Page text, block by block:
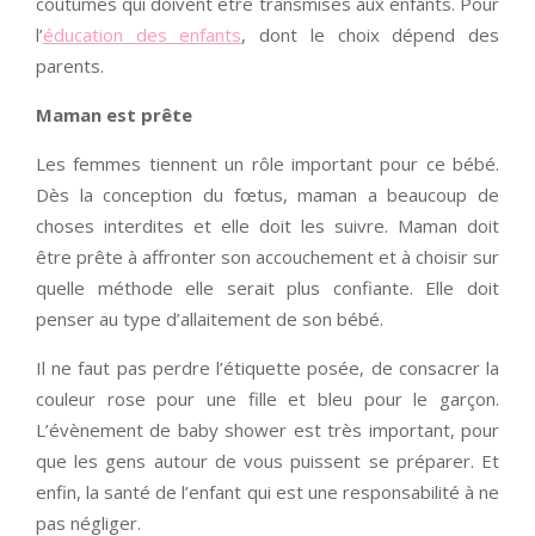
l’éducation des enfants, dont le choix dépend des
parents.
Maman est prête
Les femmes tiennent un rôle important pour ce bébé.
Dès la conception du fœtus, maman a beaucoup de
choses interdites et elle doit les suivre. Maman doit
être prête à affronter son accouchement et à choisir sur
quelle méthode elle serait plus confiante. Elle doit
penser au type d’allaitement de son bébé.
Il ne faut pas perdre l’étiquette posée, de consacrer la
couleur rose pour une fille et bleu pour le garçon.
L’évènement de baby shower est très important, pour
que les gens autour de vous puissent se préparer. Et
enfin, la santé de l’enfant qui est une responsabilité à ne
pas négliger.